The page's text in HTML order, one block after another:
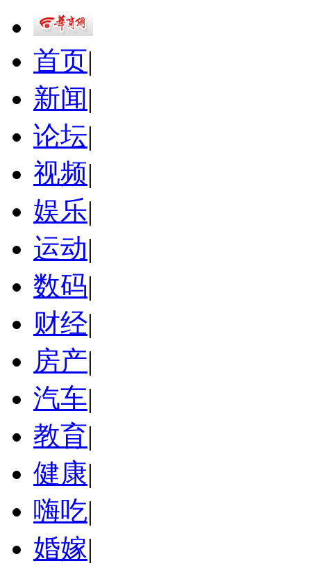
首页|
新闻|
论坛|
视频|
娱乐|
运动|
数码|
财经|
房产|
汽车|
教育|
健康|
嗨吃|
婚嫁|